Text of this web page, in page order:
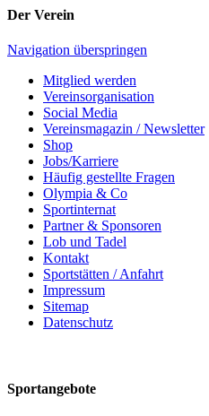
Der Verein
Navigation überspringen
Mitglied werden
Vereinsorganisation
Social Media
Vereinsmagazin / Newsletter
Shop
Jobs/Karriere
Häufig gestellte Fragen
Olympia & Co
Sportinternat
Partner & Sponsoren
Lob und Tadel
Kontakt
Sportstätten / Anfahrt
Impressum
Sitemap
Datenschutz
Sportangebote